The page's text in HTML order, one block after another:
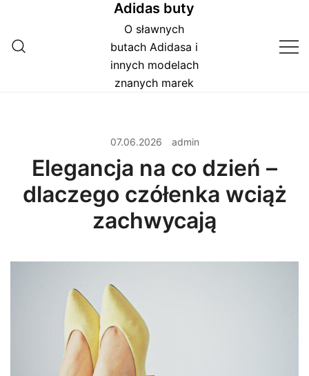
treści
Adidas buty
O sławnych
butach Adidasa i
innych modelach
znanych marek
07.06.2026 admin
Elegancja na co dzień –
dlaczego czółenka wciąż
zachwycają